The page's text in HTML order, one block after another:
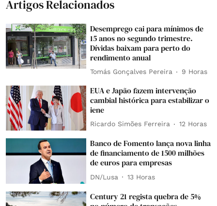
Artigos Relacionados
Desemprego cai para mínimos de
15 anos no segundo trimestre.
Dívidas baixam para perto do
rendimento anual
Tomás Gonçalves Pereira 9 Horas
EUA e Japão fazem intervenção
cambial histórica para estabilizar o
iene
Ricardo Simões Ferreira 12 Horas
Banco de Fomento lança nova linha
de financiamento de 1500 milhões
de euros para empresas
DN/Lusa 13 Horas
Century 21 regista quebra de 5%